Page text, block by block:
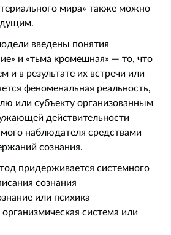
мира» также можно
введены понятия
и «тьма кромешная» — то, что
и в результате их встречи или
феноменальная реальность,
или субъекту организованным
действительности
наблюдателя средствами
сознания.
придерживается системного
сознания
или психика
система или